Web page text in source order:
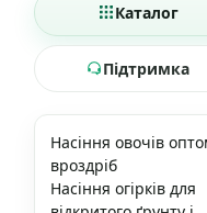
Каталог
Підтримка
Насіння овочів
вроздріб
Насіння огірків для